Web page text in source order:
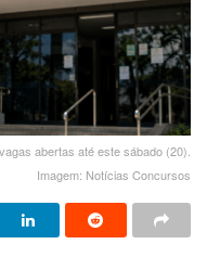
abertas até este sábado (20).
Imagem: Notícias Concursos